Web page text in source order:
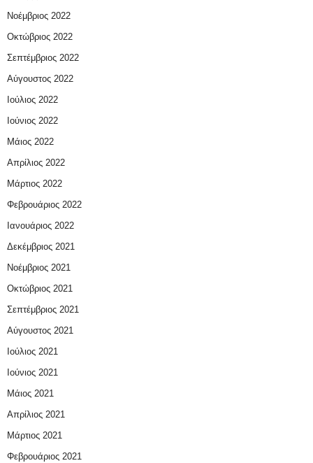
Νοέμβριος 2022
Οκτώβριος 2022
Σεπτέμβριος 2022
Αύγουστος 2022
Ιούλιος 2022
Ιούνιος 2022
Μάιος 2022
Απρίλιος 2022
Μάρτιος 2022
Φεβρουάριος 2022
Ιανουάριος 2022
Δεκέμβριος 2021
Νοέμβριος 2021
Οκτώβριος 2021
Σεπτέμβριος 2021
Αύγουστος 2021
Ιούλιος 2021
Ιούνιος 2021
Μάιος 2021
Απρίλιος 2021
Μάρτιος 2021
Φεβρουάριος 2021